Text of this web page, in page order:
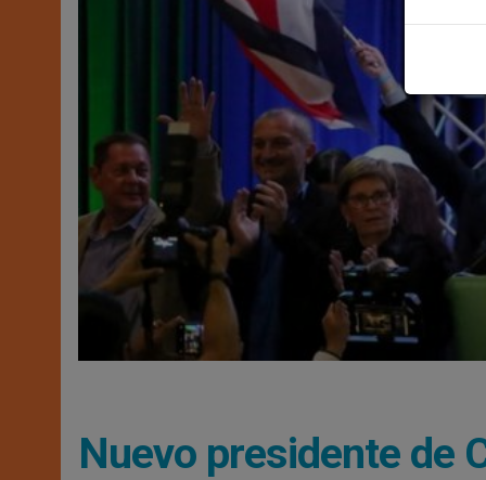
Nuevo presidente de